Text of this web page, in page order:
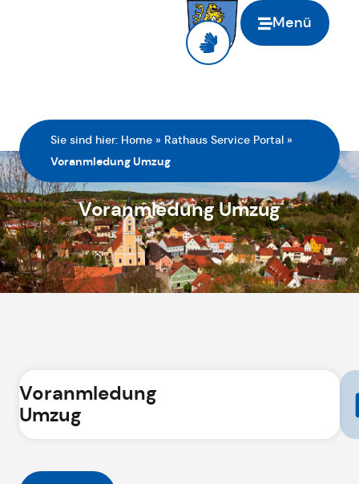
Menü
Sie sind hier: Home » Rathaus Service Portal »
Voranmledung Umzug
Voranmledung Umzug
Voranmledung
Umzug